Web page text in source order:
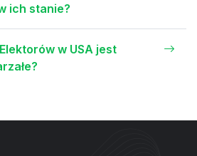
ich stanie?
w USA jest